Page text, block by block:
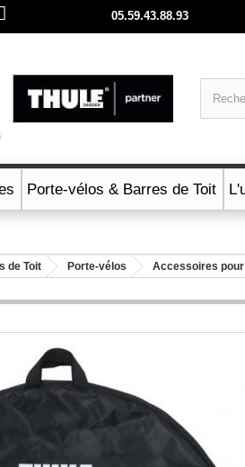
Appelez nous au :05.59.43.88.93
Porte-vélos & Barres de Toit
de Toit Porte-vélos Accessoires